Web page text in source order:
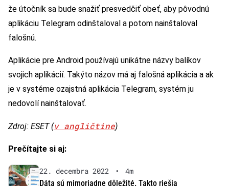
že útočník sa bude snažiť presvedčiť obeť, aby pôvodnú
aplikáciu Telegram odinštaloval a potom nainštaloval
falošnú.
Aplikácie pre Android používajú unikátne názvy balíkov
svojich aplikácií. Takýto názov má aj falošná aplikácia a ak
je v systéme ozajstná aplikácia Telegram, systém ju
nedovolí nainštalovať.
Zdroj: ESET (v angličtine)
Prečítajte si aj:
22. decembra 2022 •
4m
Dáta sú mimoriadne dôležité. Takto riešia